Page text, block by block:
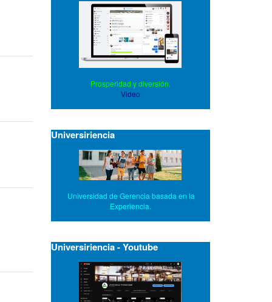
Prosperidad y diversión.
Video
Universiriencia
Universidad de Gerencia basada en la
Experiencia.
Universiriencia - Youtube